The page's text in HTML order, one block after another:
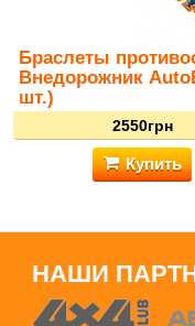
Браслеты
Внедорожник
шт.)
НАШИ